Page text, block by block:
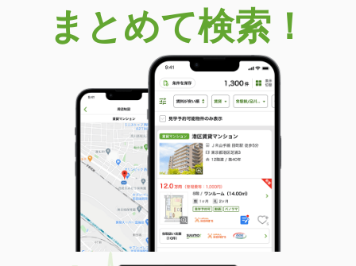
福井県福井市文京７
価 格
3.50万円
福井県福井市文京７
22.93m²
間取り
1K
福井県福井市江守中２
価 格
7.20万円
住 所
福井県福井市江守中２
専有面積 41.81m²
間取り
1LDK
福井県福井市江守中２
まとめて検索！